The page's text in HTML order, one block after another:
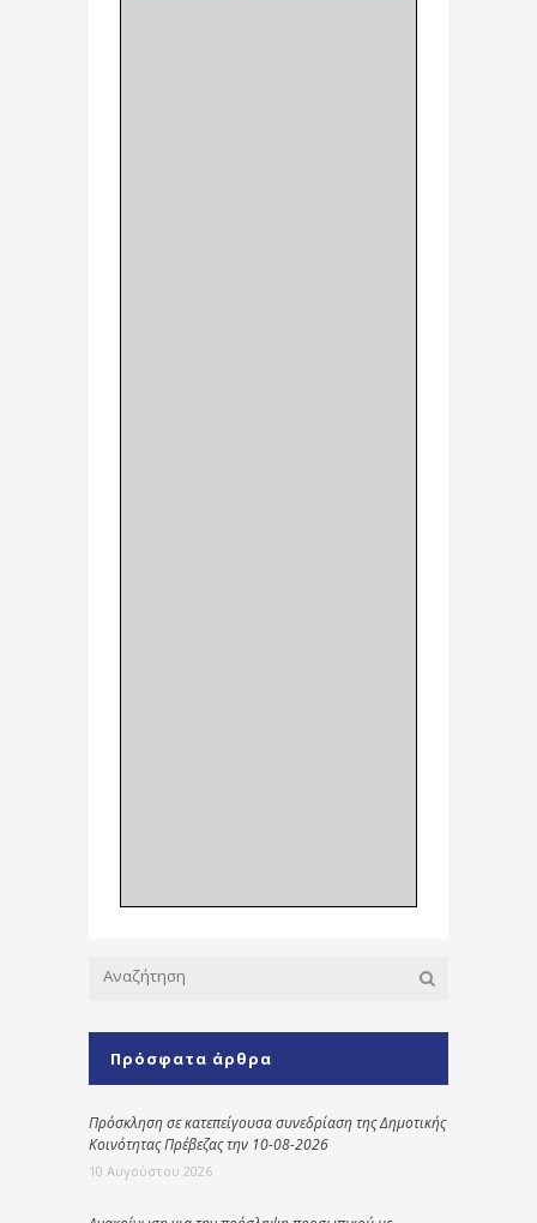
Πρόσφατα άρθρα
Πρόσκληση σε κατεπείγουσα συνεδρίαση της Δημοτικής
Κοινότητας Πρέβεζας την 10-08-2026
10 Αυγούστου 2026